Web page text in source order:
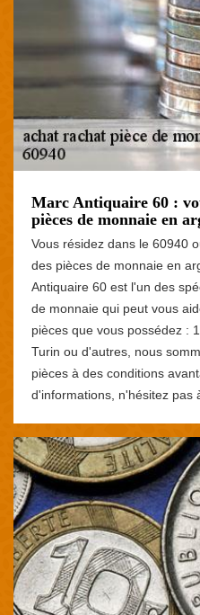
Marc Antiquaire 60 :
pièces de monnaie en
Vous résidez dans le 60940
des pièces de monnaie en
Antiquaire 60 est l'un des
de monnaie qui peut vous
pièces que vous possédez :
Turin ou d'autres, nous
pièces à des conditions
d'informations, n'hésitez pas